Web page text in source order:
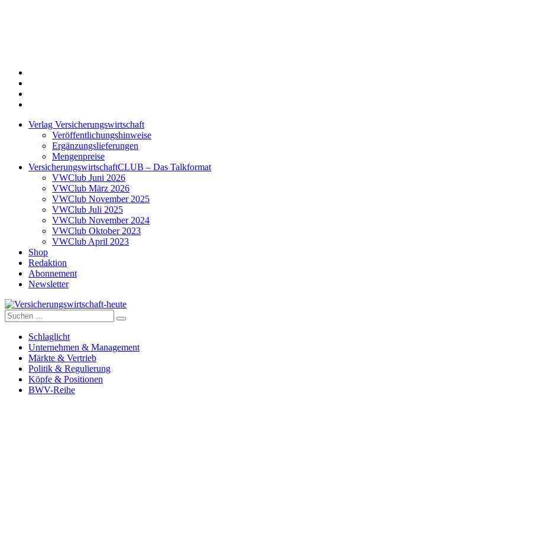
Verlag Versicherungswirtschaft
Veröffentlichungshinweise
Ergänzungslieferungen
Mengenpreise
VersicherungswirtschaftCLUB – Das Talkformat
VWClub Juni 2026
VWClub März 2026
VWClub November 2025
VWClub Juli 2025
VWClub November 2024
VWClub Oktober 2023
VWClub April 2023
Shop
Redaktion
Abonnement
Newsletter
Versicherungswirtschaft-heute
Suche
nach:
Schlaglicht
Unternehmen & Management
Märkte & Vertrieb
Politik & Regulierung
Köpfe & Positionen
BWV-Reihe